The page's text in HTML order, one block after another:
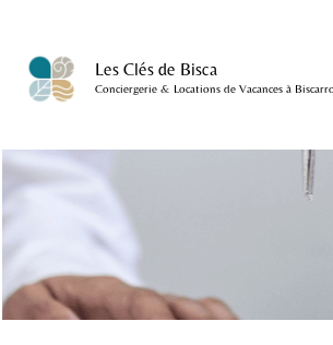
content
Les Clés de Bisca
Conciergerie & Locations de Vacances à